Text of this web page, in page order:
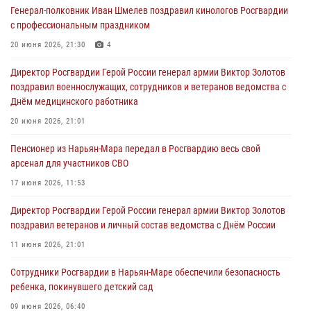
Генерал-полковник Иван Шмелев поздравил кинологов Росгвардии
с профессиональным праздником
20 июня 2026, 21:30 4
Директор Росгвардии Герой России генерал армии Виктор Золотов
поздравил военнослужащих, сотрудников и ветеранов ведомства с
Днём медицинского работника
20 июня 2026, 21:01
Пенсионер из Нарьян-Мара передал в Росгвардию весь свой
арсенал для участников СВО
17 июня 2026, 11:53
Директор Росгвардии Герой России генерал армии Виктор Золотов
поздравил ветеранов и личный состав ведомства с Днём России
11 июня 2026, 21:01
Сотрудники Росгвардии в Нарьян-Маре обеспечили безопасность
ребенка, покинувшего детский сад
09 июня 2026, 06:40